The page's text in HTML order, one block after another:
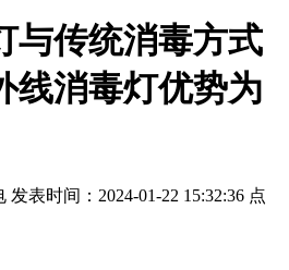
与传统消毒方式
线消毒灯优势为
发表时间：2024-01-22 15:32:36 点